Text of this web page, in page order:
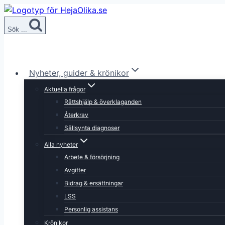
Skip
content
Sök ...
Nyheter, guider & krönikor
Aktuella frågor
Rättshjälp & överklaganden
Återkrav
Sällsynta diagnoser
Alla nyheter
Arbete & försörjning
Avgifter
Bidrag & ersättningar
LSS
Personlig assistans
Krönikor